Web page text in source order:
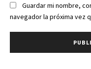
Guardar mi nombre,
navegador la próxima vez